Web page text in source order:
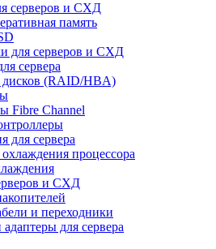
серверов и СХД
память
для серверов и СХД
сервера
дисков (RAID/HBA)
Fibre Channel
для сервера
процессора
и СХД
и переходники
для сервера